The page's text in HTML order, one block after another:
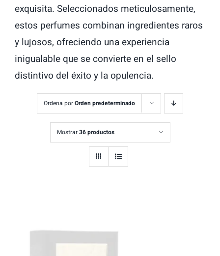
exquisita. Seleccionados meticulosamente,
estos perfumes combinan ingredientes raros
y lujosos, ofreciendo una experiencia
inigualable que se convierte en el sello
distintivo del éxito y la opulencia.
Ordena porOrden predeterminado
Mostrar36 productos